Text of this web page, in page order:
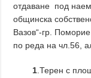
отдаване под
общинска
Вазов“-гр.
по реда на чл.56,
1 .Терен с